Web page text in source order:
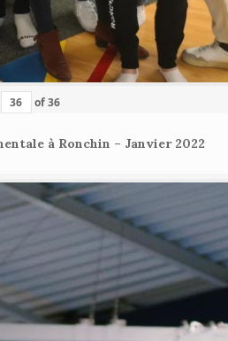
of36
à Ronchin – Janvier 2022